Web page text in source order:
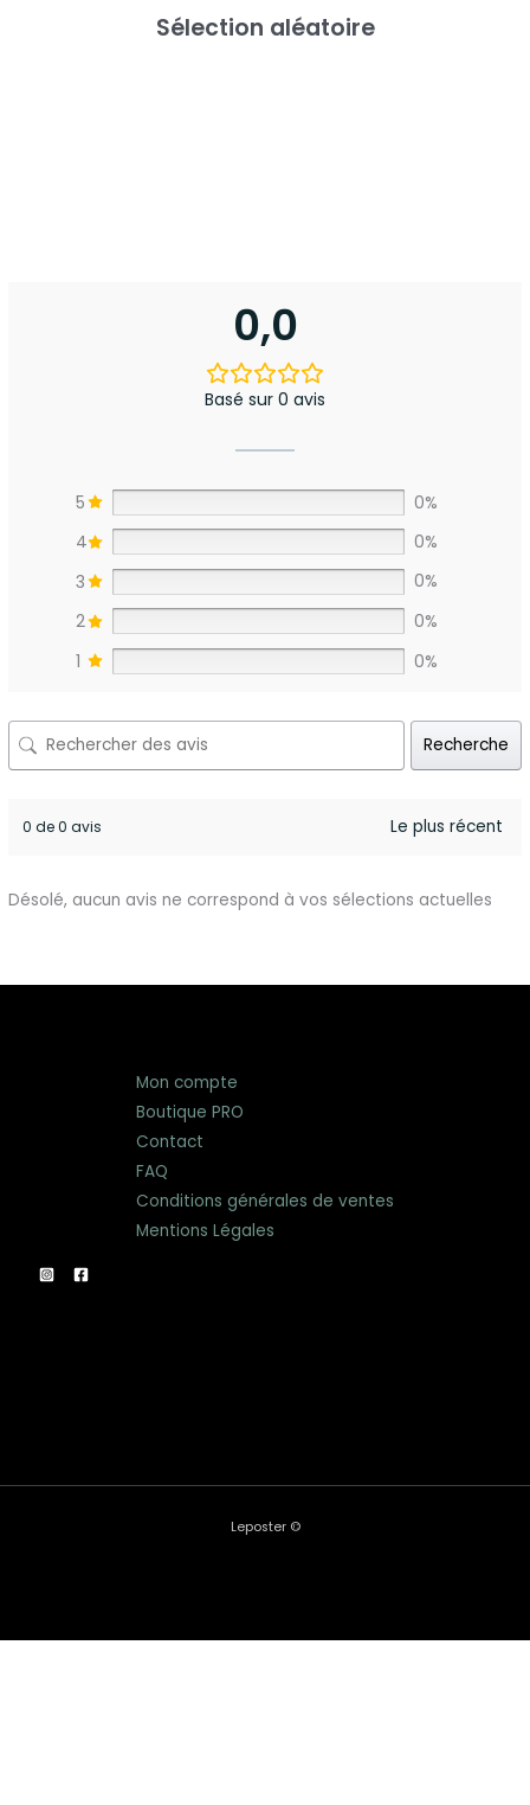
Sélection aléatoire
0,0
Basé sur 0 avis
5
0%
4
0%
3
0%
2
0%
1
0%
Recherche
0 de 0 avis
Désolé, aucun avis ne correspond à vos sélections actuelles
Mon compte
Boutique PRO
Contact
FAQ
Conditions générales de ventes
Mentions Légales
Leposter ©